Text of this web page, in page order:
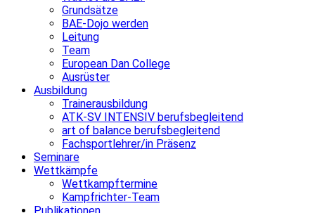
Grundsätze
BAE-Dojo werden
Leitung
Team
European Dan College
Ausrüster
Ausbildung
Trainerausbildung
ATK-SV INTENSIV berufsbegleitend
art of balance berufsbegleitend
Fachsportlehrer/in Präsenz
Seminare
Wettkämpfe
Wettkampftermine
Kampfrichter-Team